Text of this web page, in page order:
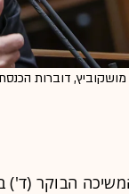
דוברות
הבוקר